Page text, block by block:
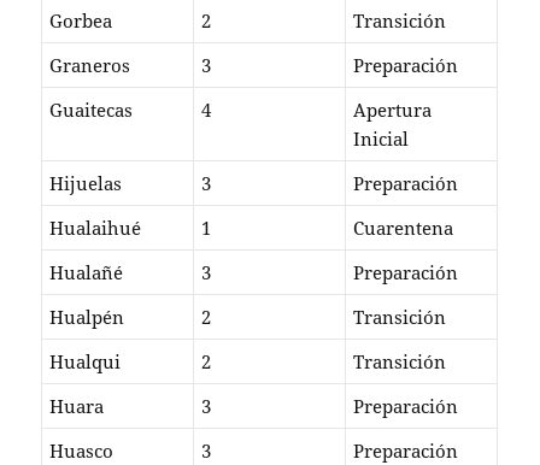
Gorbea
2
Transición
Graneros
3
Preparación
Guaitecas
4
Apertura
Inicial
Hijuelas
3
Preparación
Hualaihué
1
Cuarentena
Hualañé
3
Preparación
Hualpén
2
Transición
Hualqui
2
Transición
Huara
3
Preparación
Huasco
3
Preparación